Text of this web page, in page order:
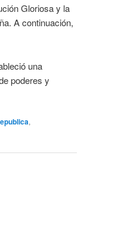
Gloriosa y la
A continuación,
una
poderes y
,